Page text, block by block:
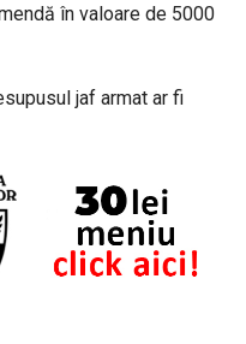
în valoare de 5000
jaf armat ar fi